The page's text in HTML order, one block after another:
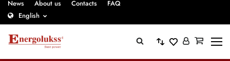
News About us Contacts
FAQ
English